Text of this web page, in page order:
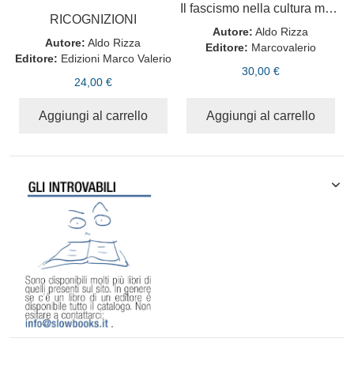
RICOGNIZIONI
Autore: Aldo Rizza
Editore: Edizioni Marco Valerio
24,00 €
Aggiungi al carrello
Il fascismo nella cultura moderna italiana
Autore: Aldo Rizza
Editore: Marcovalerio
30,00 €
Aggiungi al carrello